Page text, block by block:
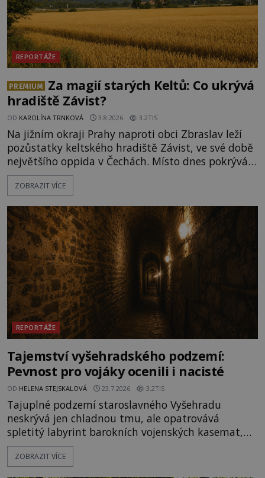
REPORTÁŽE
PREMIUM
Za magií starých Keltů: Co ukrývá
hradiště Závist?
OD KAROLÍNA TRNKOVÁ 3.8.2026 3.2TIS
Na jižním okraji Prahy naproti obci Zbraslav leží
pozůstatky keltského hradiště Závist, ve své době
největšího oppida v Čechách. Místo dnes pokrývá
les, zbytky po kdysi monumentálním hradišti jsou
ale v terénu patrné stále. Co dalšího tu po Keltech
vrch Hr
ZOBRAZIT VÍCE
REPORTÁŽE
Tajemství vyšehradského podzemí:
Pevnost pro vojáky ocenili i nacisté
OD HELENA STEJSKALOVÁ 23.7.2026 3.2TIS
Tajuplné podzemí staroslavného Vyšehradu
neskrývá jen chladnou tmu, ale opatrovává
spletitý labyrint barokních vojenských kasemat,
zapomenuté chrámy a vzácné národní poklady.
Hluboko uvnitř mohutné skály nad řekou Vltavou
ZOBRAZIT VÍCE